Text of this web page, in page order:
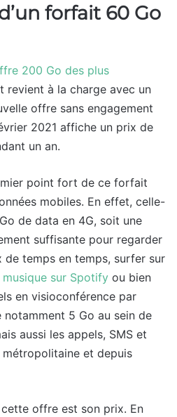
forfait 60 Go
200 Go des plus
revient à la charge avec un
offre sans engagement
2021 affiche un prix de
un an.
point fort de ce forfait
mobiles. En effet, celle-
de data en 4G, soit une
suffisante pour regarder
temps en temps, surfer sur
sur Spotify ou bien
en visioconférence par
notamment 5 Go au sein de
aussi les appels, SMS et
métropolitaine et depuis
offre est son prix. En